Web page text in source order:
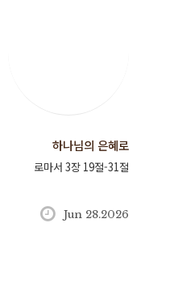
하나님의 은혜로
로마서 3장 19절-31절
Jun 28.2026